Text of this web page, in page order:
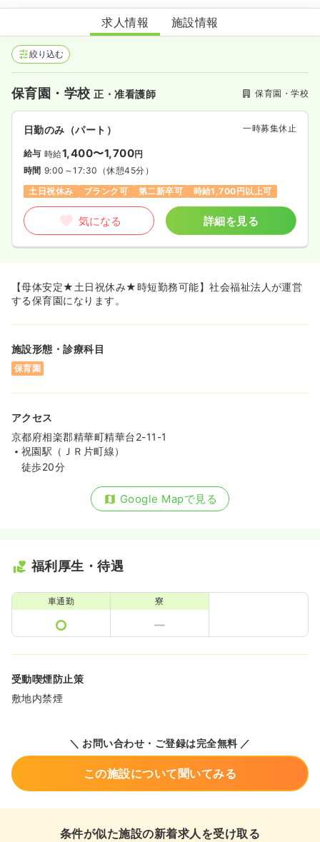
せいかだい保育所
求人情報 施設情報
絞り込む
保育園・学校正・准看護師 保育園・学校
日勤のみ（パート） 一時募集休止
給与 時給1,400〜1,700円
時間 9:00～17:30 （休憩45分）
土日祝休み
ブランク可 第二新卒可 時給1,700円以上可
気になる 詳細を見る
【母体安定★土日祝休み★時短勤務可能】社会福祉法人が運営
する保育園になります。
施設形態・診療科目
保育園
アクセス
京都府相楽郡精華町精華台2-11-1
祝園駅（ＪＲ片町線）
徒歩20分
Google Mapで見る
福利厚生・待遇
車通勤 寮
受動喫煙防止策
敷地内禁煙
＼ お問い合わせ・ご登録は完全無料 ／
この施設について聞いてみる
条件が似た施設の新着求人を受け取る